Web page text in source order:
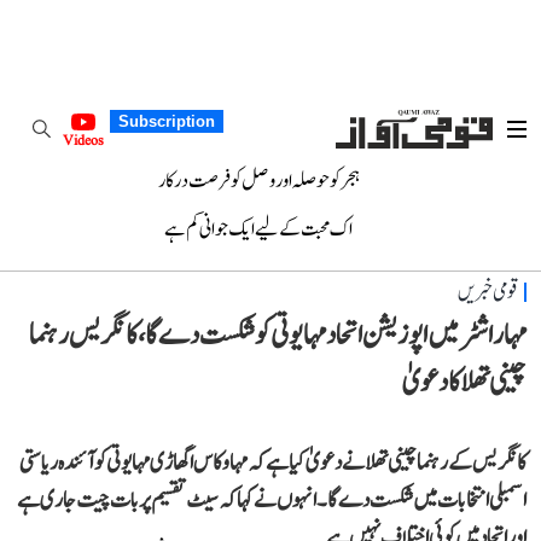
Subscription
Videos
ہجر کو حوصلہ اور وصل کو فرصت درکار
اک محبت کے لیے ایک جوانی کم ہے
قومی خبریں
مہاراشٹر میں اپوزیشن اتحاد مہایوتی کو شکست دے گا، کانگریس رہنما
چینی تھلا کا دعویٰ
کانگریس کے رہنما چینی تھلا نے دعویٰ کیا ہے کہ مہا وکاس اگھاڑی مہایوتی کو آئندہ ریاستی
اسمبلی انتخابات میں شکست دے گا۔ انہوں نے کہا کہ سیٹ تقسیم پر بات چیت جاری ہے